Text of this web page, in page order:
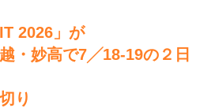
2026」が
・妙高で7╱18-19の２日
り